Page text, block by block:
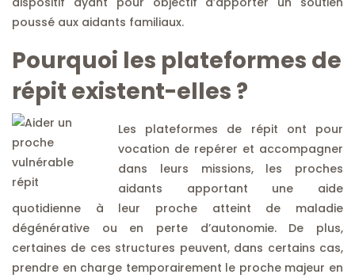
poussé aux aidants familiaux.
Pourquoi les plateformes de
répit existent-elles ?
Les plateformes de répit ont pour
vocation de repérer et accompagner
dans leurs missions, les proches
aidants apportant une aide
quotidienne à leur proche atteint de maladie
dégénérative ou en perte d’autonomie. De plus,
certaines de ces structures peuvent, dans certains cas,
prendre en charge temporairement le proche majeur en